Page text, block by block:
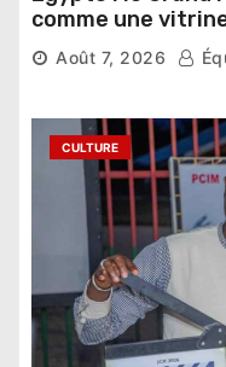
comme une
pharaonique
étrangers
Août 7, 2026
CULTURE